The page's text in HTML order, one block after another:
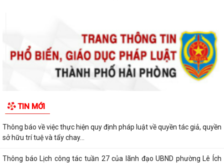
TIN MỚI
Thông báo về việc cảnh giác với các hành vi giả mạo cơ quan nhà nước
để lừa đảo chiếm đoạt tài sản...
Thông báo lịch công tác tuần 30 của lãnh đạo UBND Phường Lê Ích
Mộc (Từ 20/7 - 26/7/2026)
tượng bảo trợ xã hội trên địa...
Thông báo về việc thực hiện quy định pháp luật về quyền tác giả, quyền
sở hữu trí tuệ và tẩy chay...
Thông báo Lịch công tác tuần 27 của lãnh đạo UBND phường Lê Ích